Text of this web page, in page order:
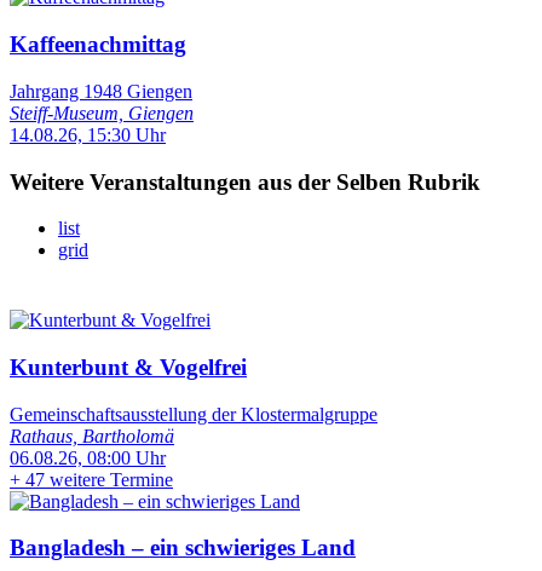
Kaffeenachmittag
Jahrgang 1948 Giengen
Steiff-Museum, Giengen
14.08.26, 15:30 Uhr
Weitere Veranstaltungen aus der Selben Rubrik
list
grid
Kunterbunt & Vogelfrei
Gemeinschaftsausstellung der Klostermalgruppe
Rathaus, Bartholomä
06.08.26, 08:00 Uhr
+ 47 weitere Termine
Bangladesh – ein schwieriges Land